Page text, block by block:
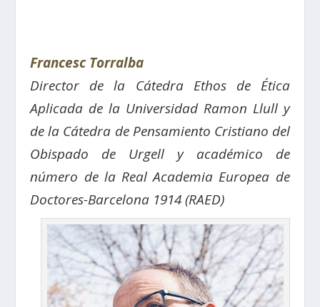
Francesc Torralba
Director de la Cátedra Ethos de Ética
Aplicada de la Universidad Ramon Llull y
de la Cátedra de Pensamiento Cristiano del
Obispado de Urgell y académico de
número de la Real Academia Europea de
Doctores-Barcelona 1914 (RAED)